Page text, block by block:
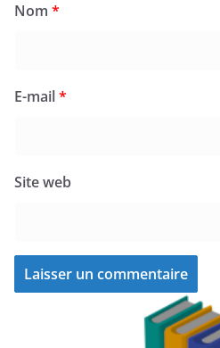
Nom *
E-mail*
Site web